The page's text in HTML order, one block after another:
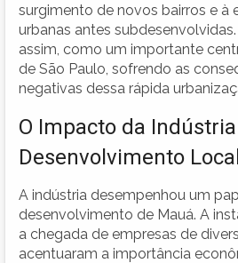
surgimento de novos bairros e à
urbanas antes subdesenvolvidas.
assim, como um importante
de São Paulo, sofrendo as
negativas dessa rápida
O Impacto da
Desenvolvimento
A indústria desempenhou um
desenvolvimento de Mauá. A
a chegada de empresas de
acentuaram a importância